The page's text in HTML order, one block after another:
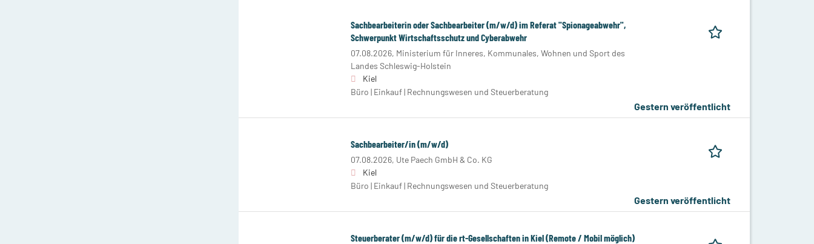
Sachbearbeiterin oder Sachbearbeiter (m/w/d) im Referat "Spionageabwehr",
Schwerpunkt Wirtschaftsschutz und Cyberabwehr
07.08.2026, Ministerium für Inneres, Kommunales, Wohnen und Sport des
Landes Schleswig-Holstein
Kiel
Büro | Einkauf | Rechnungswesen und Steuerberatung
Gestern veröffentlicht
Sachbearbeiter/in (m/w/d)
07.08.2026, Ute Paech GmbH & Co. KG
Kiel
Büro | Einkauf | Rechnungswesen und Steuerberatung
Gestern veröffentlicht
Steuerberater (m/w/d) für die rt-Gesellschaften in Kiel (Remote / Mobil möglich)